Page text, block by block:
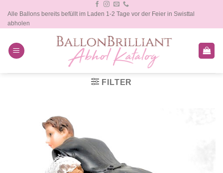
Inhalt
springen
Alle Ballons bereits befüllt im Laden 1-2 Tage vor der Feier in Swisttal
abholen
FILTER